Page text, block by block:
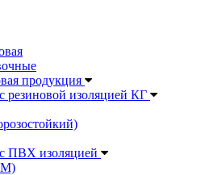
продукция
резиновой изоляцией КГ
ПВХ изоляцией